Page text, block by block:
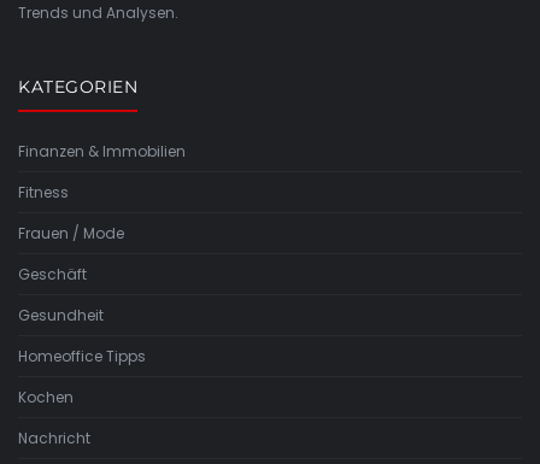
Trends und Analysen.
KATEGORIEN
Finanzen & Immobilien
Fitness
Frauen / Mode
Geschäft
Gesundheit
Homeoffice Tipps
Kochen
Nachricht